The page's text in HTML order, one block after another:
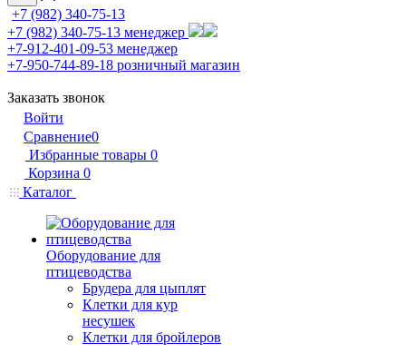
+7 (982) 340-75-13
+7 (982) 340-75-13 менеджер
+7-912-401-09-53 менеджер
+7-950-744-89-18 розничный магазин
Заказать звонок
Войти
Сравнение0
Избранные товары 0
Корзина 0
Каталог
Оборудование для
птицеводства
Брудера для цыплят
Клетки для кур
несушек
Клетки для бройлеров